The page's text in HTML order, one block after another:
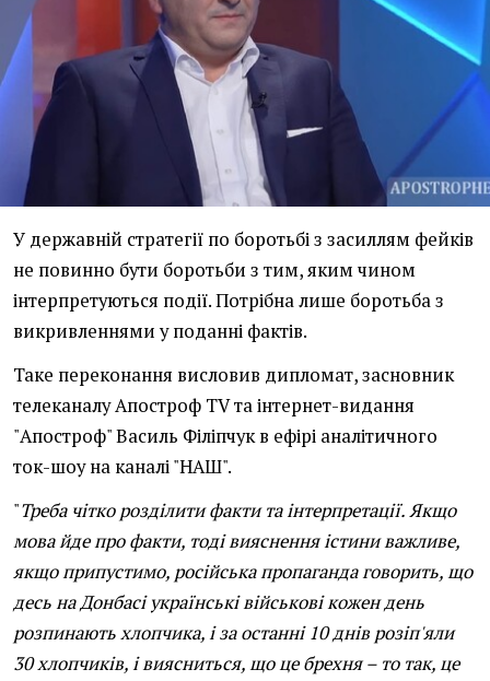
У державній стратегії по боротьбі з засиллям фейків
не повинно бути боротьби з тим, яким чином
інтерпретуються події. Потрібна лише боротьба з
викривленнями у поданні фактів.
Таке переконання висловив дипломат, засновник
телеканалу Апостроф TV та інтернет-видання
"Апостроф" Василь Філіпчук в ефірі аналітичного
ток-шоу на каналі "НАШ".
"Треба чітко розділити факти та інтерпретації. Якщо
мова йде про факти, тоді вияснення істини важливе,
якщо припустимо, російська пропаганда говорить, що
десь на Донбасі українські військові кожен день
розпинають хлопчика, і за останні 10 днів розіп'яли
30 хлопчиків, і виясниться, що це брехня – то так, це